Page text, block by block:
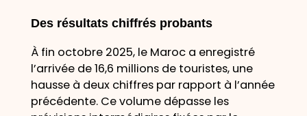
Des résultats chiffrés probants
À fin octobre 2025, le Maroc a enregistré
l’arrivée de 16,6 millions de touristes, une
hausse à deux chiffres par rapport à l’année
précédente. Ce volume dépasse les